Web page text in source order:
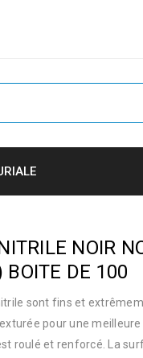
NOIR
BOITE DE 100
sont fins et
pour une
roulé et renforcé. La